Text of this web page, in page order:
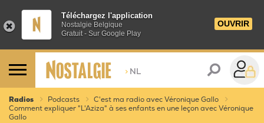
Téléchargez l'application
Nostalgie Belgique
Gratuit - Sur Google Play
OUVRIR
> NL
Radios Podcasts
C'est ma radio avec Véronique Gallo
Comment expliquer "L'Aziza" à ses enfants en une leçon avec Véronique
Gallo